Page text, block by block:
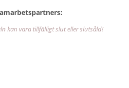
kan vara tillfälligt slut eller slutsåld!